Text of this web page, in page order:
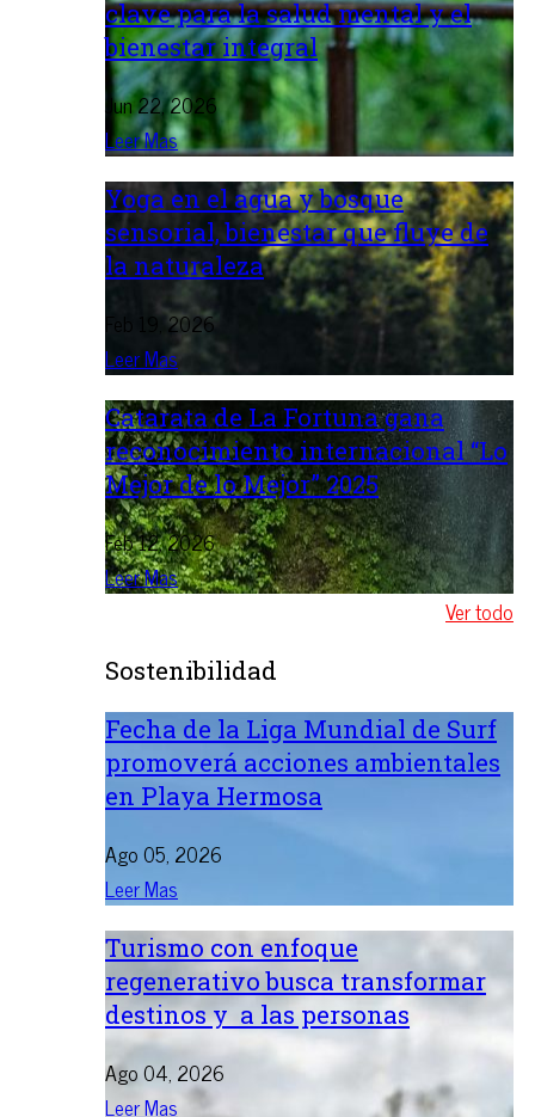
clave para la salud mental y el
bienestar integral
Jun 22, 2026
Leer Mas
Yoga en el agua y bosque
sensorial, bienestar que fluye de
la naturaleza
Feb 19, 2026
Leer Mas
Catarata de La Fortuna gana
reconocimiento internacional “Lo
Mejor de lo Mejor” 2025
Feb 12, 2026
Leer Mas
Ver todo
Sostenibilidad
Fecha de la Liga Mundial de Surf
promoverá acciones ambientales
en Playa Hermosa
Ago 05, 2026
Leer Mas
Turismo con enfoque
regenerativo busca transformar
destinos y a las personas
Ago 04, 2026
Leer Mas